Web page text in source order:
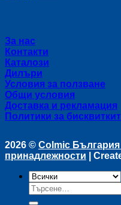
За нас
Контакти
Каталози
Дилъри
Условия за ползване
Общи условия
Доставка и рекламация
Политики за
2026 © Colmic
принадлежности |
Търсене
за: